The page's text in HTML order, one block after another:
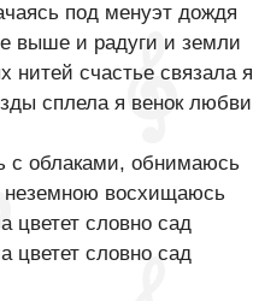
под менуэт дождя
выше и радуги и земли
нитей счастье связала я
сплела я венок любви
облаками, обнимаюсь
неземною восхищаюсь
цветет словно сад
цветет словно сад